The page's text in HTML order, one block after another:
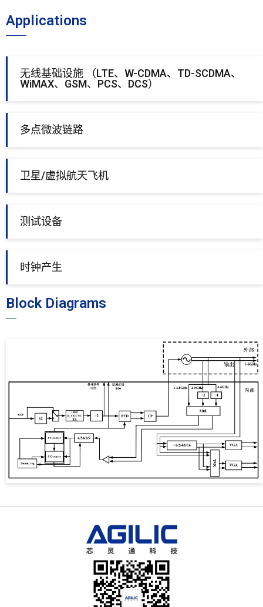
Applications
无线基础设施 （LTE、W-CDMA、TD-SCDMA、
WiMAX、GSM、PCS、DCS）
多点微波链路
卫星/虚拟航天飞机
测试设备
时钟产生
Block Diagrams